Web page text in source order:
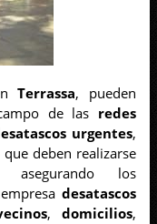
Terrassa, pueden
de las redes
urgentes,
que deben realizarse
asegurando los
desatascos
,domicilios,